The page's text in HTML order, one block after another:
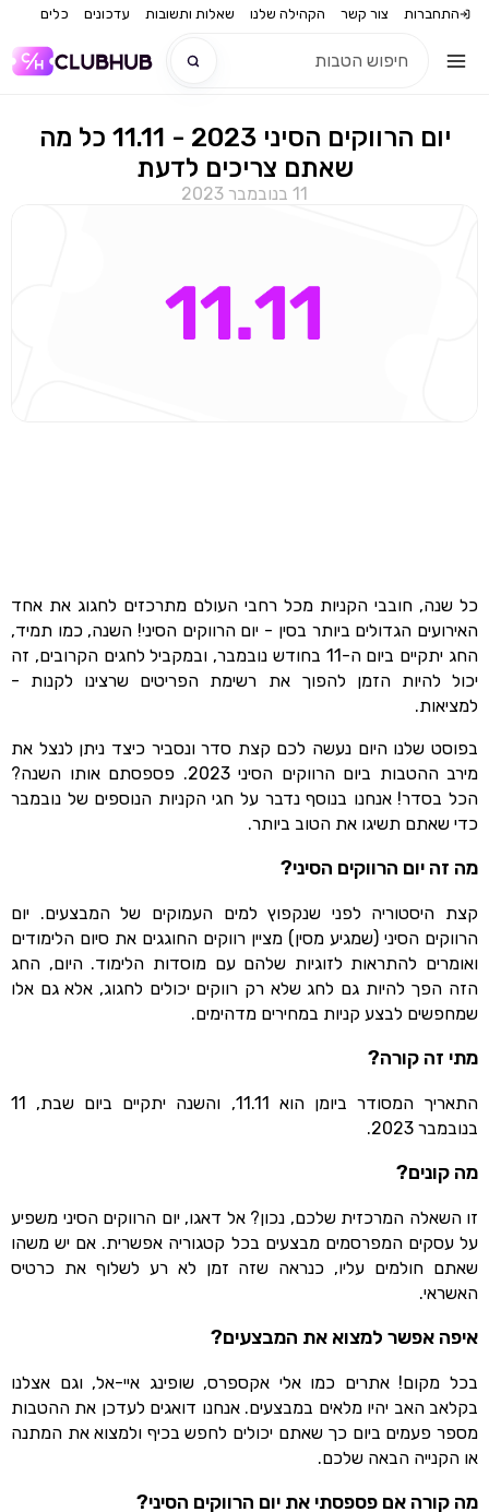
התחברות צור קשר הקהילה שלנו שאלות ותשובות עדכונים כלים
חדש
יום הרווקים הסיני 2023 - 11.11 כל מה
שאתם צריכים לדעת
11 בנובמבר 2023
כל שנה, חובבי הקניות מכל רחבי העולם מתרכזים לחגוג את אחד
האירועים הגדולים ביותר בסין - יום הרווקים הסיני! השנה, כמו תמיד,
החג יתקיים ביום ה-11 בחודש נובמבר, ובמקביל לחגים הקרובים, זה
יכול להיות הזמן להפוך את רשימת הפריטים שרצינו לקנות -
למציאות.
בפוסט שלנו היום נעשה לכם קצת סדר ונסביר כיצד ניתן לנצל את
מירב ההטבות ביום הרווקים הסיני 2023. פספסתם אותו השנה?
הכל בסדר! אנחנו בנוסף נדבר על חגי הקניות הנוספים של נובמבר
כדי שאתם תשיגו את הטוב ביותר.
מה זה יום הרווקים הסיני?
קצת היסטוריה לפני שנקפוץ למים העמוקים של המבצעים. יום
הרווקים הסיני (שמגיע מסין) מציין רווקים החוגגים את סיום הלימודים
ואומרים להתראות לזוגיות שלהם עם מוסדות הלימוד. היום, החג
הזה הפך להיות גם לחג שלא רק רווקים יכולים לחגוג, אלא גם אלו
שמחפשים לבצע קניות במחירים מדהימים.
מתי זה קורה?
התאריך המסודר ביומן הוא 11.11, והשנה יתקיים ביום שבת, 11
בנובמבר 2023.
מה קונים?
זו השאלה המרכזית שלכם, נכון? אל דאגו, יום הרווקים הסיני משפיע
על עסקים המפרסמים מבצעים בכל קטגוריה אפשרית. אם יש משהו
שאתם חולמים עליו, כנראה שזה זמן לא רע לשלוף את כרטיס
האשראי.
איפה אפשר למצוא את המבצעים?
בכל מקום! אתרים כמו אלי אקספרס, שופינג איי-אל, וגם אצלנו
בקלאב האב יהיו מלאים במבצעים. אנחנו דואגים לעדכן את ההטבות
מספר פעמים ביום כך שאתם יכולים לחפש בכיף ולמצוא את המתנה
או הקנייה הבאה שלכם.
מה קורה אם פספסתי את יום הרווקים הסיני?